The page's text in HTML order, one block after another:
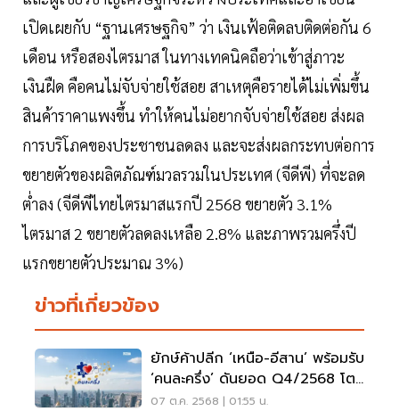
เปิดเผยกับ “ฐานเศรษฐกิจ” ว่า เงินเฟ้อติดลบติดต่อกัน 6
เดือน หรือสองไตรมาส ในทางเทคนิคถือว่าเข้าสู่ภาวะ
เงินฝืด คือคนไม่จับจ่ายใช้สอย สาเหตุคือรายได้ไม่เพิ่มขึ้น
สินค้าราคาแพงขึ้น ทำให้คนไม่อยากจับจ่ายใช้สอย ส่งผล
การบริโภคของประชาชนลดลง และจะส่งผลกระทบต่อการ
ขยายตัวของผลิตภัณฑ์มวลรวมในประเทศ (จีดีพี) ที่จะลด
ต่ำลง (จีดีพีไทยไตรมาสแรกปี 2568 ขยายตัว 3.1%
ไตรมาส 2 ขยายตัวลดลงเหลือ 2.8% และภาพรวมครึ่งปี
แรกขยายตัวประมาณ 3%)
ข่าวที่เกี่ยวข้อง
ยักษ์ค้าปลีก ‘เหนือ-อีสาน’ พร้อมรับ
‘คนละครึ่ง’ ดันยอด Q4/2568 โต
สูงสุด
07 ต.ค. 2568 | 01:55 น.